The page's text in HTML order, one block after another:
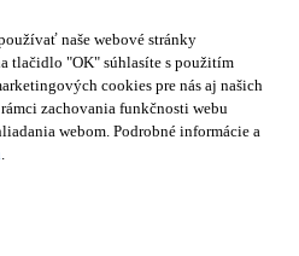
naše webové stránky
tlačidlo "OK" súhlasíte s použitím
cookies pre nás aj našich
zachovania funkčnosti webu
webom. Podrobné informácie a
.